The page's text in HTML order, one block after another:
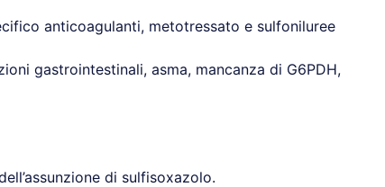
anticoagulanti, metotressato e sulfoniluree
gastrointestinali, asma, mancanza di G6PDH,
di sulfisoxazolo.